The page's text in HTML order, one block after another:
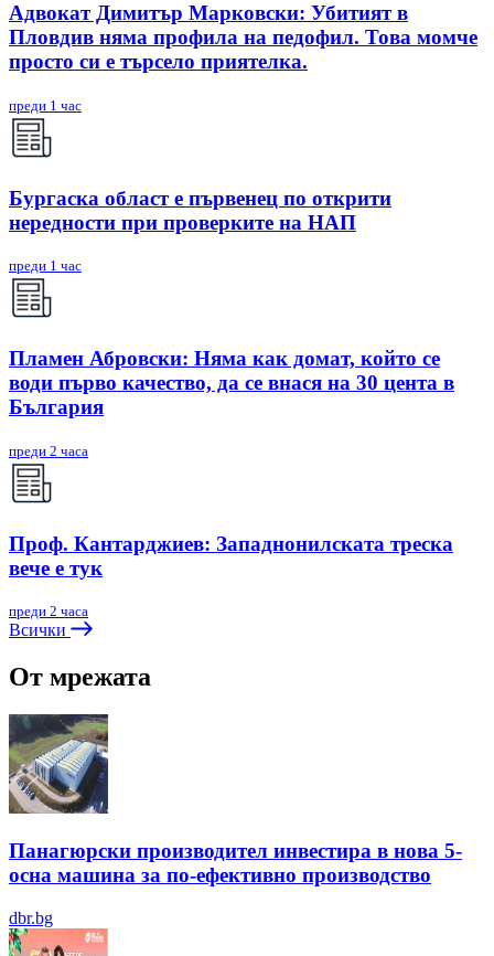
Адвокат Димитър Марковски: Убитият в
Пловдив няма профила на педофил. Това момче
просто си е търсело приятелка.
преди 1 час
Бургаска област е първенец по открити
нередности при проверките на НАП
преди 1 час
Пламен Абровски: Няма как домат, който се
води първо качество, да се внася на 30 цента в
България
преди 2 часа
Проф. Кантарджиев: Западнонилската треска
вече е тук
преди 2 часа
Всички
От мрежата
Панагюрски производител инвестира в нова 5-
осна машина за по-ефективно производство
dbr.bg